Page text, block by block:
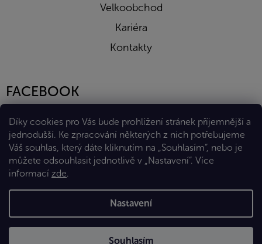
Díky cookies pro Vás bude prohlížení stránek příjemnější a
jednodušší. Ke zpracování některých z nich potřebujeme
Váš souhlas, který dáte kliknutím na „Souhlasím“, nebo je
můžete odsouhlasit jednotlivě v „Nastavení“. Více
informací zde.
Nastavení
Souhlasím
Velkoobchod
Kariéra
Kontakty
FACEBOOK
Vytvořil Shoptet Premium
Copyright 2026Eshop Diana Company, spol. s r.o.. Všechna
práva vyhrazena.